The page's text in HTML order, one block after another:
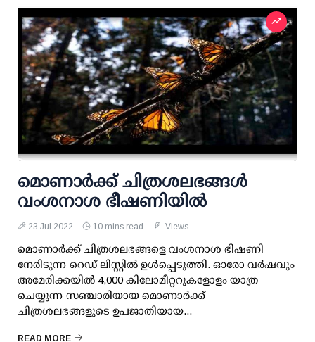
മൊണാര്‍ക്ക് ചിത്രശലഭങ്ങള്‍
വംശനാശ ഭീഷണിയില്‍
23 Jul 2022 10 mins read Views
മൊണാര്‍ക്ക് ചിത്രശലഭങ്ങളെ വംശനാശ ഭീഷണി
നേരിടുന്ന റെഡ് ലിസ്റ്റില്‍ ഉള്‍പ്പെടുത്തി. ഓരോ വര്‍ഷവും
അമേരിക്കയില്‍ 4,000 കിലോമീറ്ററുകളോളം യാത്ര
ചെയ്യുന്ന സഞ്ചാരിയായ മൊണാര്‍ക്ക്
ചിത്രശലഭങ്ങളുടെ ഉപജാതിയായ...
READ MORE